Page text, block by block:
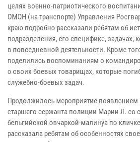
целях военно-патриотического
ОМОН (на транспорте) Управления
краю подробно рассказали ребятам об
подразделения, его специфике,
в повседневной деятельности. Кроме
поделились воспоминаниям о
о своих боевых товарищах, которые
служебно-боевых задач.
Продолжилось мероприятие
старшего сержанта полиции Марии Л. со
бельгийской овчаркой-малинуа по
рассказала ребятам об особенностях